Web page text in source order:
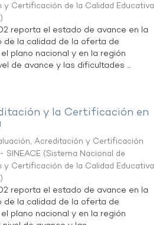
y Certificación de la Calidad Educativa
)
reporta el estado de avance en la
de la calidad de la oferta de
plano nacional y en la región
de avance y las dificultades ...
y la Certificación en
Acreditación y Certificación
SINEACE (Sistema Nacional de
y Certificación de la Calidad Educativa
)
reporta el estado de avance en la
de la calidad de la oferta de
plano nacional y en la región